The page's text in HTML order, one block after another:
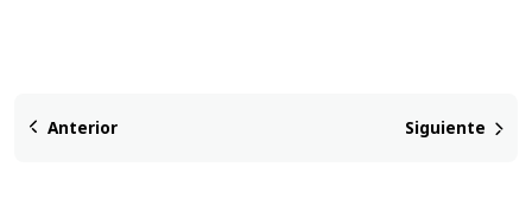
Anterior Siguiente